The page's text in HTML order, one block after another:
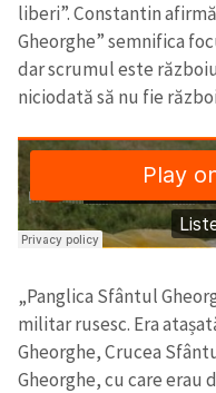
liberi”. Constantin
Gheorghe” semnifica
dar scrumul este
niciodată să nu fie
„Panglica Sfântul
militar rusesc. Era
Gheorghe, Crucea
Gheorghe, cu care